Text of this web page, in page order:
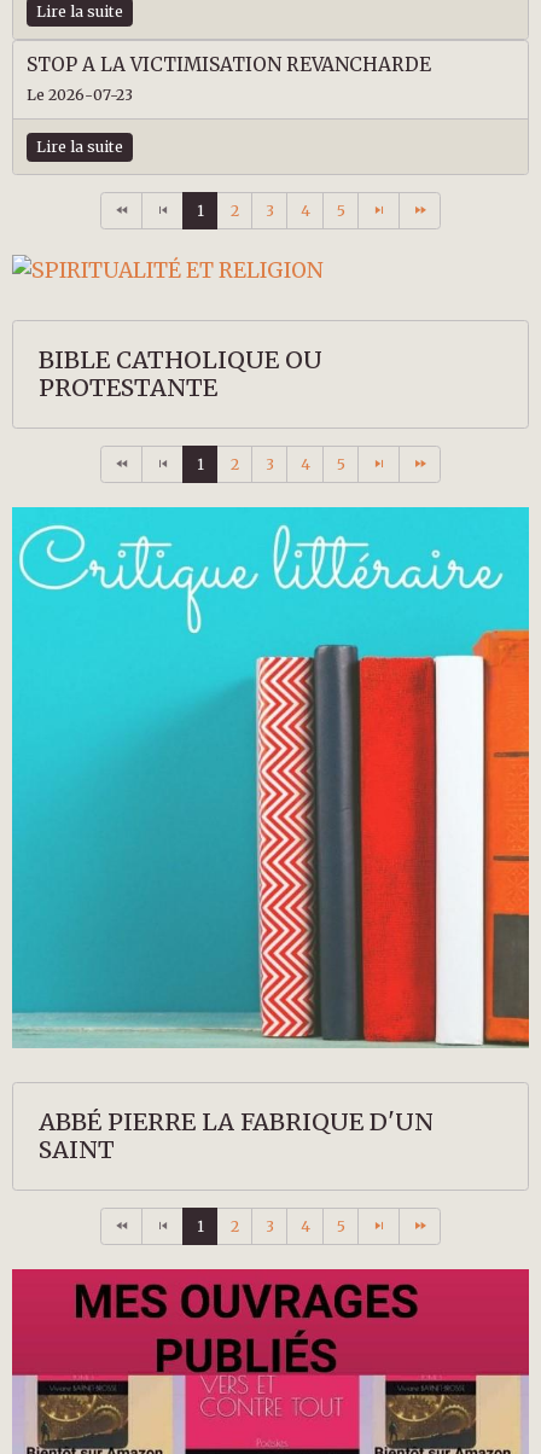
Lire la suite
STOP A LA VICTIMISATION REVANCHARDE
Le 2026-07-23
Lire la suite
1 2 3 4 5
BIBLE CATHOLIQUE OU
PROTESTANTE
1 2 3 4 5
ABBÉ PIERRE LA FABRIQUE D'UN
SAINT
1 2 3 4 5